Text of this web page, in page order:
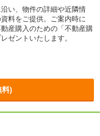
い、物件の詳細や近隣情
料をご提供。ご案内時に
産購入のための「不動産購
ゼントいたします。
料)